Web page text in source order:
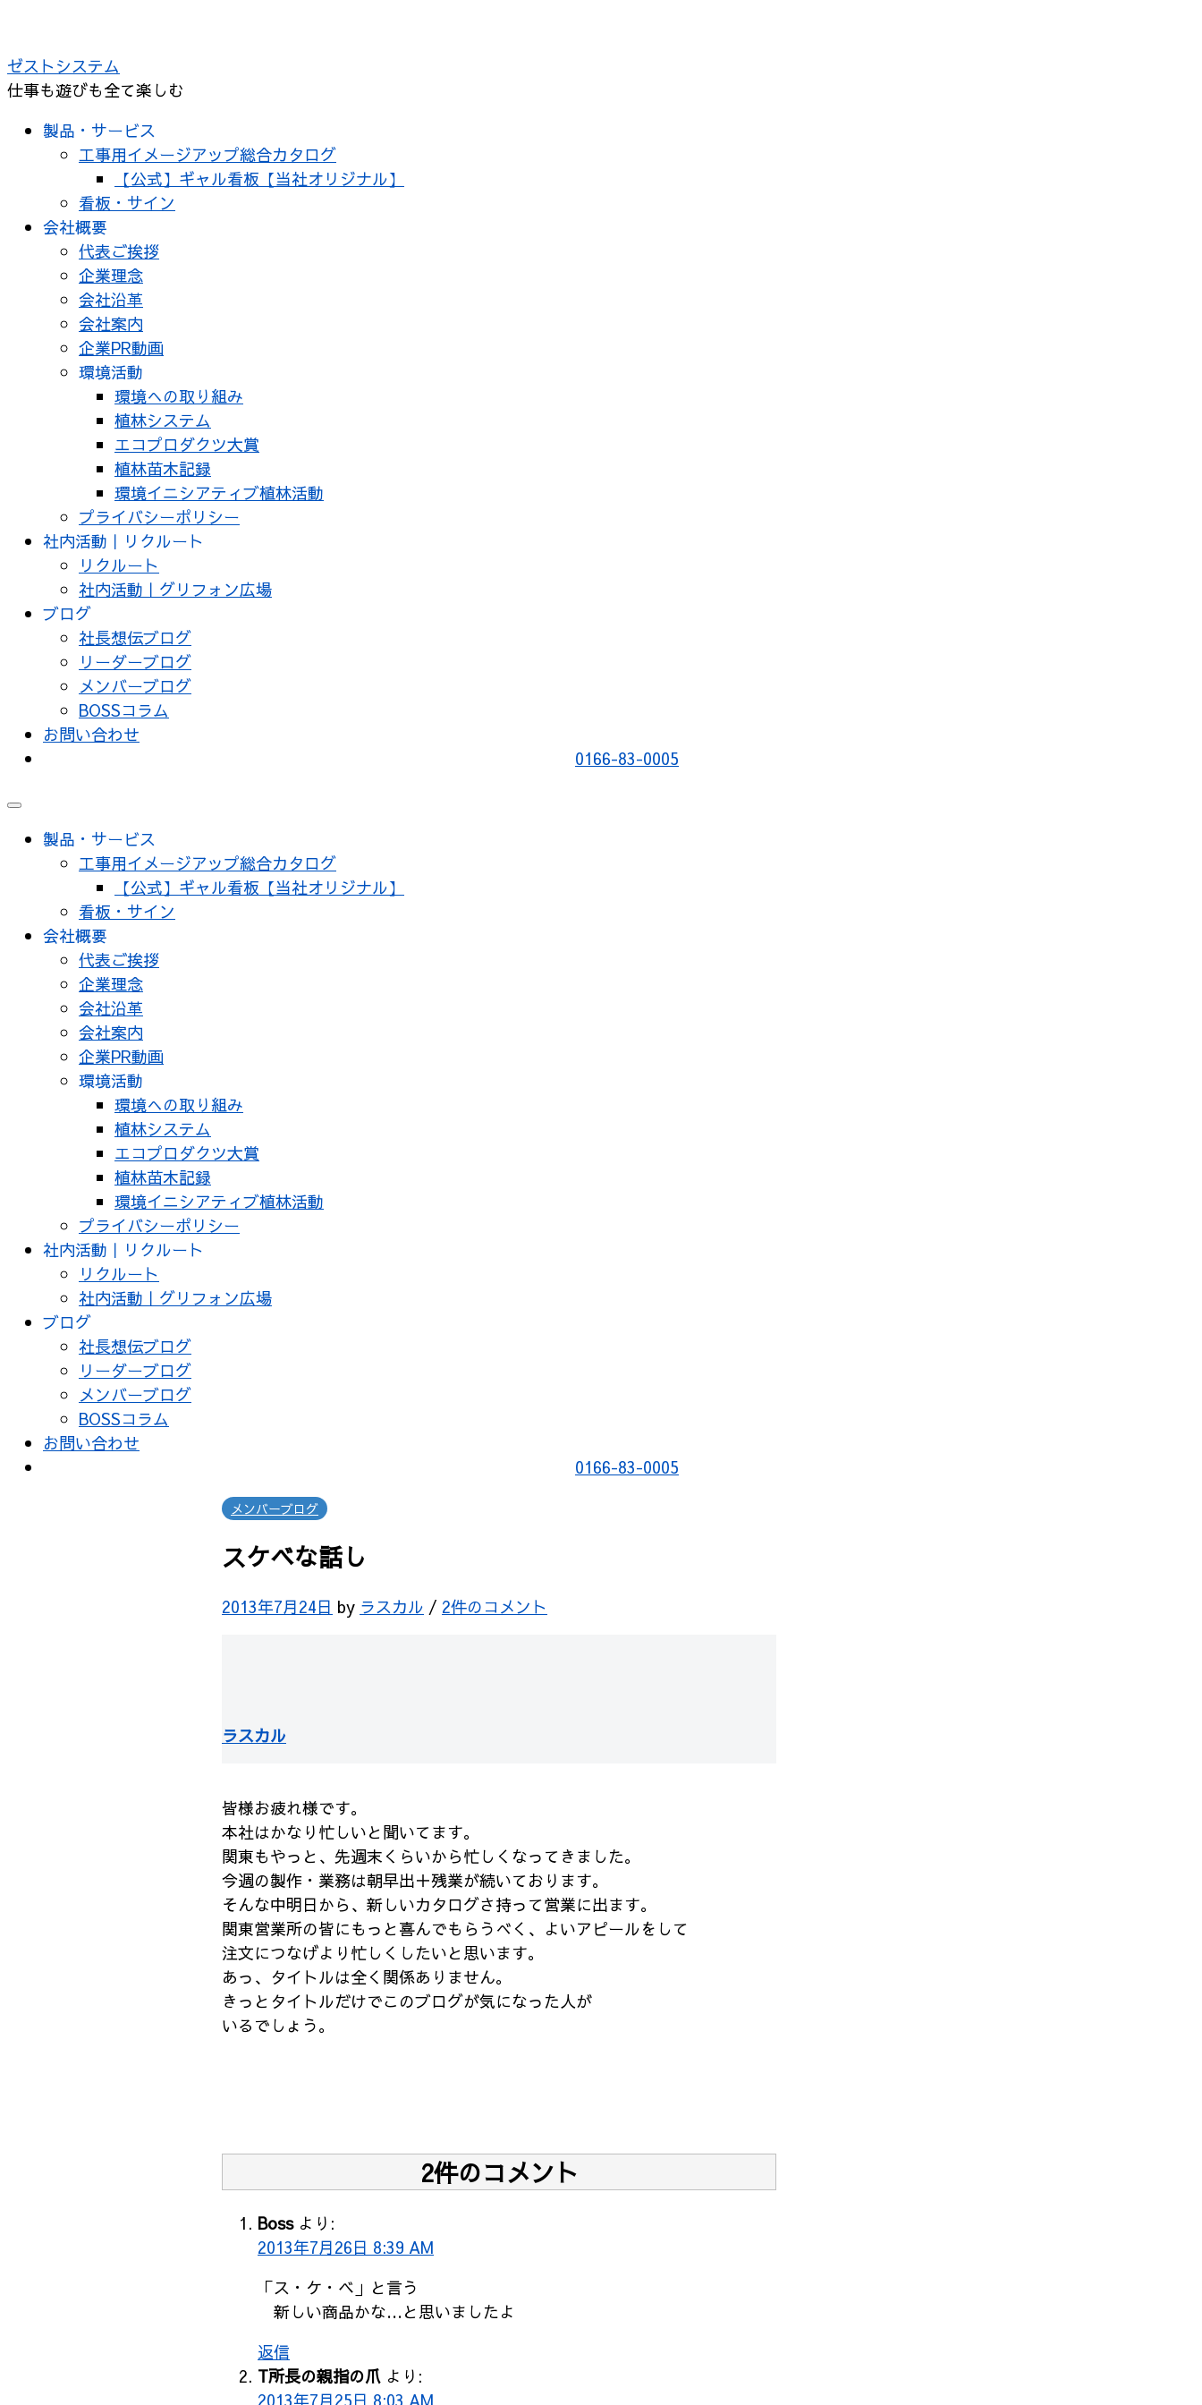
ゼストシステム
仕事も遊びも全て楽しむ
製品・サービス
工事用イメージアップ総合カタログ
【公式】ギャル看板【当社オリジナル】
看板・サイン
会社概要
代表ご挨拶
企業理念
会社沿革
会社案内
企業PR動画
環境活動
環境への取り組み
植林システム
エコプロダクツ大賞
植林苗木記録
環境イニシアティブ植林活動
プライバシーポリシー
社内活動｜リクルート
リクルート
社内活動｜グリフォン広場
ブログ
社長想伝ブログ
リーダーブログ
メンバーブログ
BOSSコラム
お問い合わせ
0166-83-0005
製品・サービス
工事用イメージアップ総合カタログ
【公式】ギャル看板【当社オリジナル】
看板・サイン
会社概要
代表ご挨拶
企業理念
会社沿革
会社案内
企業PR動画
環境活動
環境への取り組み
植林システム
エコプロダクツ大賞
植林苗木記録
環境イニシアティブ植林活動
プライバシーポリシー
社内活動｜リクルート
リクルート
社内活動｜グリフォン広場
ブログ
社長想伝ブログ
リーダーブログ
メンバーブログ
BOSSコラム
お問い合わせ
0166-83-0005
メンバーブログ
スケベな話し
2013年7月24日 by ラスカル / 2件のコメント
ラスカル
皆様お疲れ様です。
本社はかなり忙しいと聞いてます。
関東もやっと、先週末くらいから忙しくなってきました。
今週の製作・業務は朝早出＋残業が続いております。
そんな中明日から、新しいカタログさ持って営業に出ます。
関東営業所の皆にもっと喜んでもらうべく、よいアピールをして
注文につなげより忙しくしたいと思います。
あっ、タイトルは全く関係ありません。
きっとタイトルだけでこのブログが気になった人が
いるでしょう。
2件のコメント
Boss より:
2013年7月26日 8:39 AM
「ス・ケ・ベ」と言う
新しい商品かな…と思いましたよ
返信
T所長の親指の爪 より:
2013年7月25日 8:03 AM